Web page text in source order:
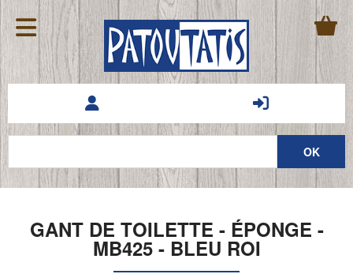
GANT DE TOILETTE - ÉPONGE -
MB425 - BLEU ROI